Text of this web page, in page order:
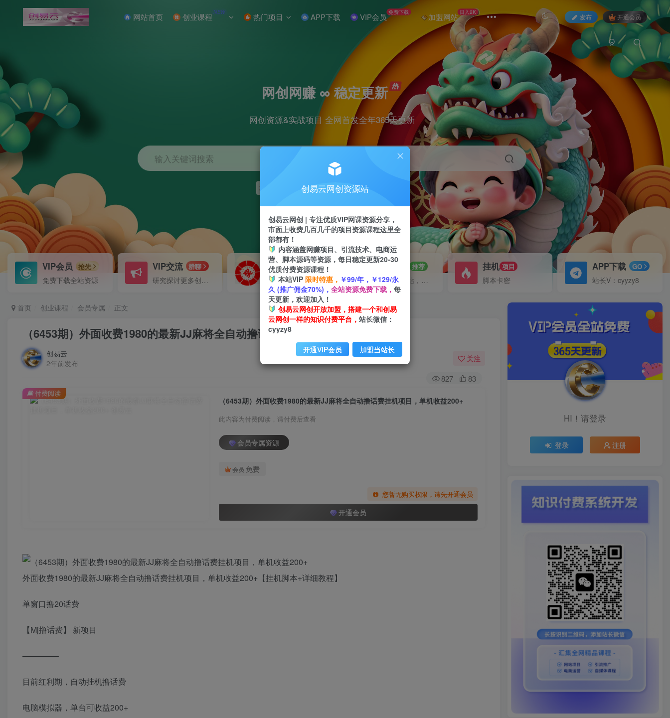
网站首页 创业课程 NEW 热门项目 APP下载 VIP会员 免费下载 加盟网站 日入2K
发布 开通会员
网创网赚 ∞ 稳定更新
网创资源&实战项目 全网首发全年365天更新
输入关键词搜索
项目 引流 短视频 剪辑
VIP会员 抢先
免费下载全站资源
VIP交流 群聊
研究探讨更多创业项目路子。
VIP推广
70%分佣
会员专属推广链接
招募站长 推荐
搭建同款网站，自己当老板
挂机 项目
脚本卡密
APP下载 GO
站长V：cyyzy8
首页 创业课程 会员专属 正文
（6453期）外面收费1980的最新JJ麻将全自动撸话费挂机项目，单机收益200+
创易云
2年前发布
关注
827 83
（6453期）外面收费1980的最新JJ麻将全自动撸话费挂机项目，单机收益200+
此内容为付费阅读，请付费后查看
会员专属资源
会员 免费
您暂无购买权限，请先开通会员
开通会员
付费阅读
外面收费1980的最新JJ麻将全自动撸话费挂机项目，单机收益200+【挂机脚本+详细教程】
单窗口撸20话费
【Mj撸话费】 新项目
————–
目前红利期，自动挂机撸话费
电脑模拟器，单台可收益200+
HI！请登录
登录 注册
创易云网创资源站
创易云网创 | 专注优质VIP网课资源分享，
市面上收费几百几千的项目资源课程这里全
部都有！
内容涵盖网赚项目、引流技术、电商运
营、脚本源码等资源，每日稳定更新20-30
优质付费资源课程！
本站VIP 限时特惠， ￥99/年，￥129/永
久 (推广佣金70%)， 全站资源免费下载， 每
天更新，欢迎加入！
创易云网创开放加盟，搭建一个和创易
云网创一样的知识付费平台， 站长微信：
cyyzy8
开通VIP会员 加盟当站长